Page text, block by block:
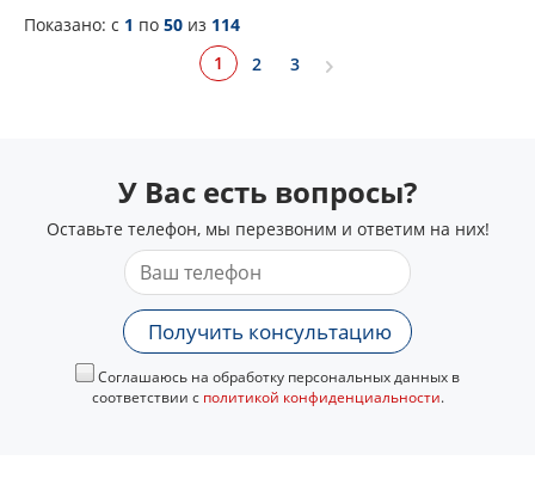
Показано: c 1 по 50 из 114
1
2 3
У Вас есть вопросы?
Оставьте телефон, мы перезвоним и ответим на них!
Получить консультацию
Соглашаюсь на обработку персональных данных в
соответствии с политикой конфиденциальности.